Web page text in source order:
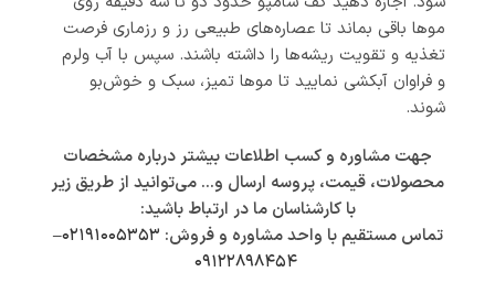
موها باقی بماند تا عصاره‌های طبیعی رز و رزماری فرصت
تغذیه و تقویت ریشه‌ها را داشته باشند. سپس با آب ولرم
و فراوان آبکشی نمایید تا موها تمیز، سبک و خوش‌بو
شوند.
جهت مشاوره و کسب اطلاعات بیشتر درباره مشخصات
محصولات، قیمت، پروسه ارسال و… می‌توانید از طریق زیر
با کارشناسان ما در ارتباط باشید:
تماس مستقیم با واحد مشاوره و فروش: ۰۲۱۹۱۰۰۵۳۵۳–
۰۹۱۲۲۸۹۸۴۵۴